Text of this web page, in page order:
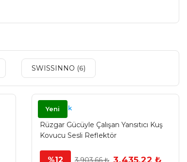
SWISSINNO (6)
Yeni
Kovmatik
Rüzgar Gücüyle Çalışan Yansıtıcı Kuş
Kovucu Sesli Reflektör
%12 3.903,66 ₺